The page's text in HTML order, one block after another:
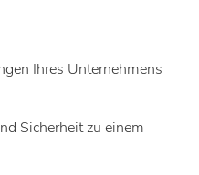
Ihres Unternehmens
Sicherheit zu einem